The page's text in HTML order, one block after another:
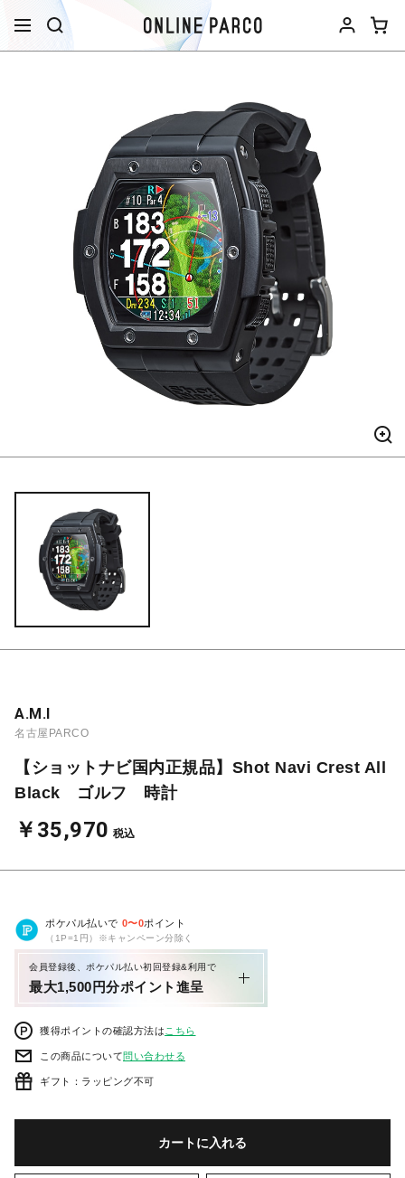
A.M.I
名古屋PARCO
【ショットナビ国内正規品】Shot Navi Crest All
Black ゴルフ 時計
￥35,970 税込
ポケパル払いで 0〜0ポイント
（1P=1円）※キャンペーン分除く
会員登録後、ポケパル払い初回登録&利用で
最大1,500円分ポイント進呈
獲得ポイントの確認方法は こちら
この商品について問い合わせる
ギフト：ラッピング不可
カートに入れる